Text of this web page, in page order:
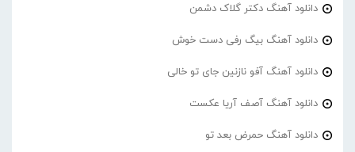
دانلود آهنگ دکتر گلاک دشمن
دانلود آهنگ بیگ رفی دست خوش
دانلود آهنگ آفو نازنین جای تو خالی
دانلود آهنگ آصف آریا عکست
دانلود آهنگ حمرض بعد تو